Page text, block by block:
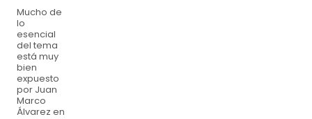
Mucho de
lo
esencial
del tema
está muy
bien
expuesto
por Juan
Marco
Álvarez en